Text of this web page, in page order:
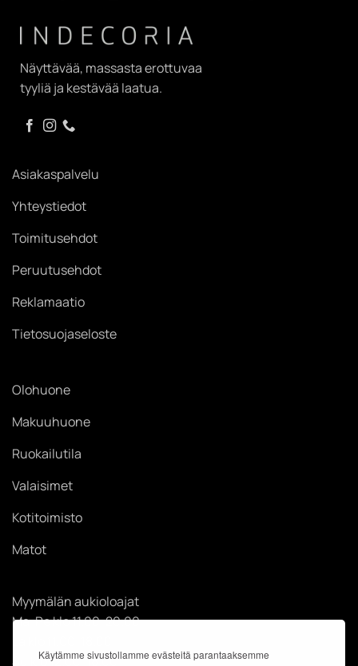
Käytämme sivustollamme evästeitä parantaaksemme
Näyttävää, massasta erottuvaa
tyyliä ja kestävää laatua.
Asiakaspalvelu
Yhteystiedot
Toimitusehdot
Peruutusehdot
Reklamaatio
Tietosuojaseloste
Olohuone
Makuuhuone
Ruokailutila
Valaisimet
Kotitoimisto
Matot
Myymälän aukioloajat
Ma-Pe klo 11.00-20.00
Su klo 12.00-18.00